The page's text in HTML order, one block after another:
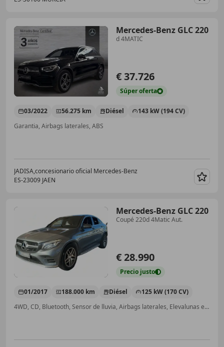
Mercedes-Benz GLC 220
d 4MATIC
€ 37.726
Súperoferta
03/2022 56.275 km Diésel
143 kW (194 CV)
Garantia, Airbags laterales, ABS
JADISA,concesionario oficial Mercedes-Benz
ES-23009 JAEN
Mercedes-Benz GLC 220
Coupé 220d 4Matic Aut.
€ 28.990
Precio justo
01/2017 188.000 km Diésel
125 kW (170 CV)
4WD, CD, Bluetooth, Sensor de lluvia, Airbags laterales, Elevalunas eléctrico, Cierre centralizado, ABS